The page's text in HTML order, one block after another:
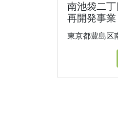
南池袋二
再開発事業
東京都豊島区